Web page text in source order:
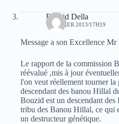
Rachid Della
7 JANVIER 2013/17H19
Message a son Excellence
Le rapport de la commission
réévalué ,mis à jour
l'on veut réellement tourner la
descendant des banou Hillal
Bouzid est un descendant
tribu des Banou Hillal, ce qui
un destructeur génétique.